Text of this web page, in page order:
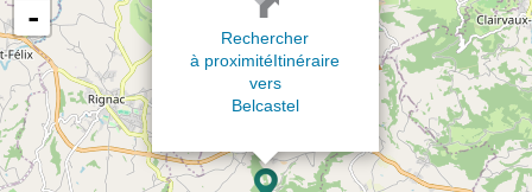
Rechercher
à proximitéItinéraire
vers
Belcastel
-